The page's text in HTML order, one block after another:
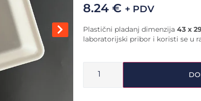
8.24 € + PDV
Plastični pladanj dimenzija 43 x
laboratorijski pribor i koristi se u